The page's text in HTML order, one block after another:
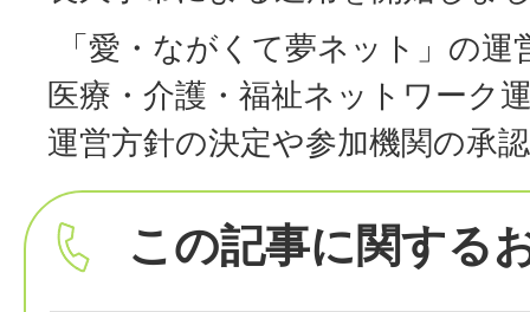
「愛・ながくて夢ネット」の
医療・介護・福祉ネットワーク
運営方針の決定や参加機関の承
この記事に関する